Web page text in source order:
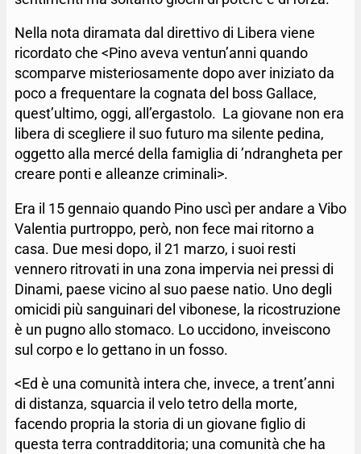
Nella nota diramata dal direttivo di Libera viene
ricordato che <Pino aveva ventun’anni quando
scomparve misteriosamente dopo aver iniziato da
poco a frequentare la cognata del boss Gallace,
quest’ultimo, oggi, all’ergastolo. La giovane non era
libera di scegliere il suo futuro ma silente pedina,
oggetto alla mercé della famiglia di ’ndrangheta per
creare ponti e alleanze criminali>.
Era il 15 gennaio quando Pino uscì per andare a Vibo
Valentia purtroppo, però, non fece mai ritorno a
casa. Due mesi dopo, il 21 marzo, i suoi resti
vennero ritrovati in una zona impervia nei pressi di
Dinami, paese vicino al suo paese natio. Uno degli
omicidi più sanguinari del vibonese, la ricostruzione
è un pugno allo stomaco. Lo uccidono, inveiscono
sul corpo e lo gettano in un fosso.
<Ed è una comunità intera che, invece, a trent’anni
di distanza, squarcia il velo tetro della morte,
facendo propria la storia di un giovane figlio di
questa terra contradditoria; una comunità che ha